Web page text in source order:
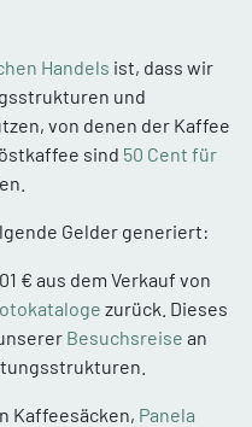
Handels ist, dass wir
und
von denen der Kaffee
sind 50 Cent für
Gelder generiert:
€ aus dem Verkauf von
zurück. Dieses
Besuchsreise an
Kaffeesäcken, Panela